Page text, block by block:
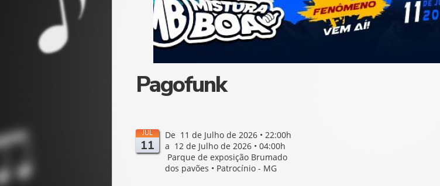
Pagofunk
JUL
11
De 11 de Julho de 2026 • 22:00h
a 12 de Julho de 2026 • 04:00h
Parque de exposição Brumado
dos pavões • Patrocínio - MG